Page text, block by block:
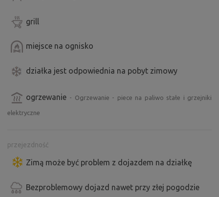
grill
miejsce na ognisko
działka jest odpowiednia na pobyt zimowy
ogrzewanie - Ogrzewanie - piece na paliwo stałe i grzejniki
elektryczne
przejezdność
Zimą może być problem z dojazdem na działkę
Bezproblemowy dojazd nawet przy złej pogodzie